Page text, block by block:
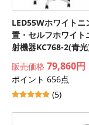
LED55Wホワイトニ
置・セルフホワイト
射機器KC768-2(青
販売価格 79,860円
ポイント 656点
(5)